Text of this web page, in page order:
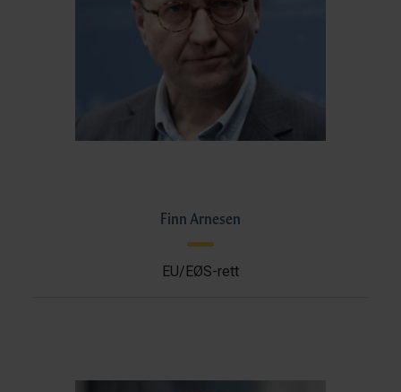
Finn Arnesen
EU/EØS-rett